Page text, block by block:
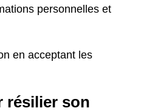
personnelles et
en acceptant les
résilier son